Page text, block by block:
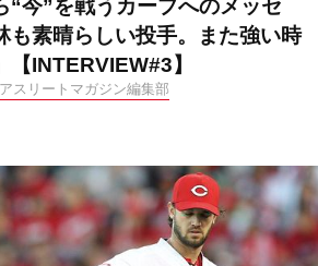
“今”を戦うカープへのメッセ
も素晴らしい投手。また強い時
INTERVIEW#3】
スリートマガジン編集部